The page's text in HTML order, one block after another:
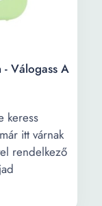
Válogass A
keress
itt várnak
rendelkező